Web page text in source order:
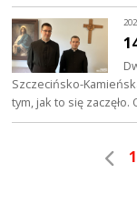
Szczecińsko-
tym, jak to się
1